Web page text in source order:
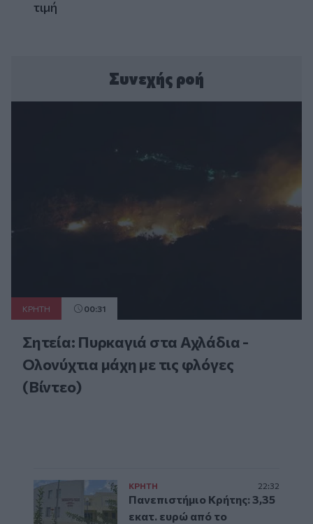
τιμή
Συνεχής ροή
ΚΡΗΤΗ 00:31
Σητεία: Πυρκαγιά στα Αχλάδια -
Ολονύχτια μάχη με τις φλόγες
(Βίντεο)
ΚΡΗΤΗ 22:32
Πανεπιστήμιο Κρήτης: 3,35
εκατ. ευρώ από το